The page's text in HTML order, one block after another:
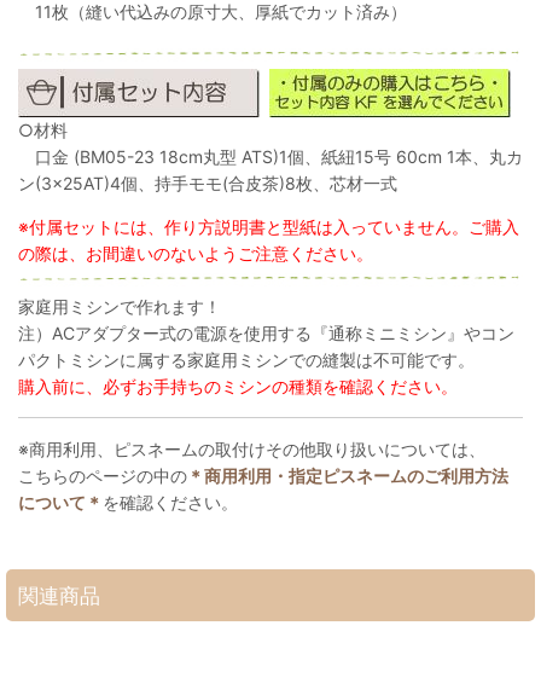
11枚（縫い代込みの原寸大、厚紙でカット済み）
○材料
口金 (BM05-23 18cm丸型 ATS)1個、紙紐15号 60cm 1本、丸カ
ン(3×25AT)4個、持手モモ(合皮茶)8枚、芯材一式
※付属セットには、作り方説明書と型紙は入っていません。ご購入
の際は、お間違いのないようご注意ください。
家庭用ミシンで作れます！
注）ACアダプター式の電源を使用する『通称ミニミシン』やコン
パクトミシンに属する家庭用ミシンでの縫製は不可能です。
購入前に、必ずお手持ちのミシンの種類を確認ください。
※商用利用、ピスネームの取付けその他取り扱いについては、
こちらのページの中の ＊商用利用・指定ピスネームのご利用方法
について＊ を確認ください。
関連商品